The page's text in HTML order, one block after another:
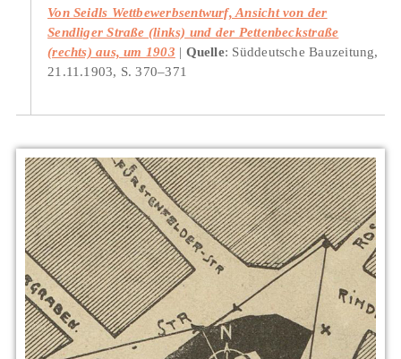
Von Seidls Wettbewerbsentwurf, Ansicht von der
Sendliger Straße (links) und der Pettenbeckstraße
(rechts) aus, um 1903
Quelle: Süddeutsche Bauzeitung,
21.11.1903, S. 370–371